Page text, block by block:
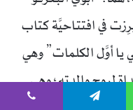
في افتتاحيَّة كتاب
يا أوَّل الكلمات” وهي
لروح والدته؛ وهي